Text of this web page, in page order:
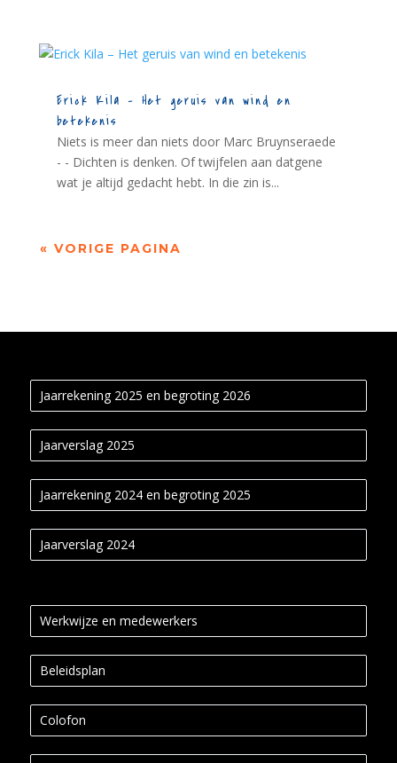
Erick Kila – Het geruis van wind en
betekenis
Niets is meer dan niets door Marc Bruynseraede
- - Dichten is denken. Of twijfelen aan datgene
wat je altijd gedacht hebt. In die zin is...
« VORIGE PAGINA
Jaarrekening 2025 en begroting 2026
Jaarverslag 2025
Jaarrekening 2024 en begroting 2025
Jaarverslag 2024
Werkwijze en medewerkers
Beleidsplan
Colofon